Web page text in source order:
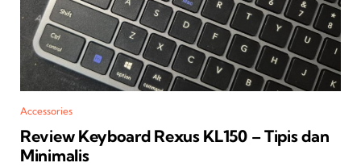
Accessories
Review Keyboard Rexus KL150 – Tipis dan
Minimalis